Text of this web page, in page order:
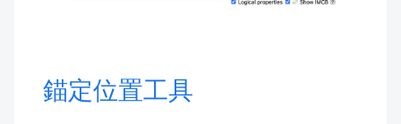
錨定位置工具